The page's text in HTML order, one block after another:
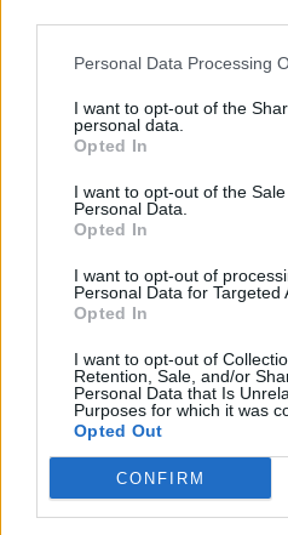
Personal Data Processing
I want to opt-out of the
personal data.
Opted In
I want to opt-out of the
Personal Data.
Opted In
I want to opt-out of
Personal Data for Targeted
Opted In
I want to opt-out of
Retention, Sale, and/or
Personal Data that Is
Purposes for which it was
Opted Out
CONFIRM
Farsalo, dopo aver
l'Asia le truppe,
da trasporto, non evitò
appartenente al
avvicinandosi, dopo
arrendersi
Paragrafo 64
Ad Alessandria,
nemico, fu costretto a
ma, poiché un gran
buttavano contro,
mare, nuotando per
rifugiò presso la nave
mano sinistra